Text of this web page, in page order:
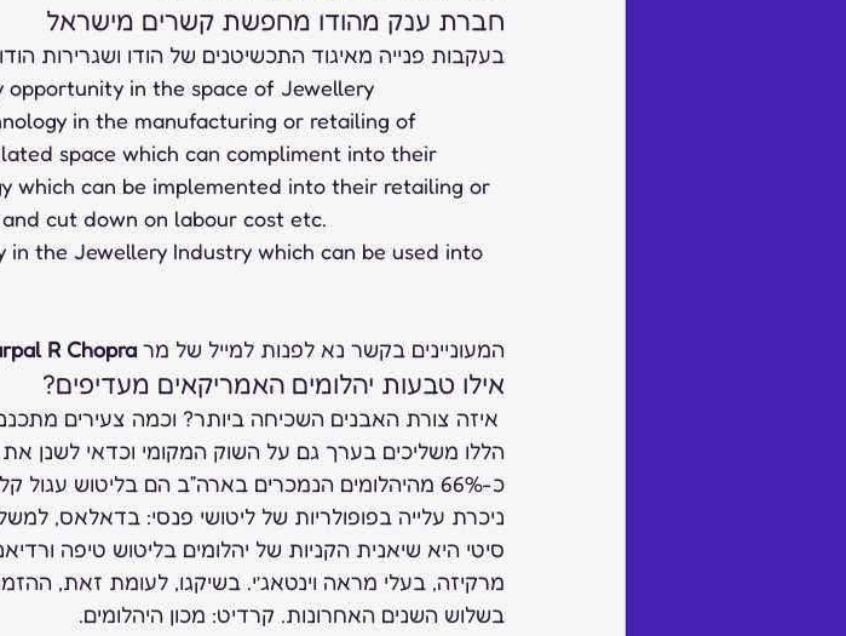
חברת ענק מהודו מחפשת קשרים מישראל
בעקבות פנייה מאיגוד התכשיטנים של הודו ושגרירות
in the manufacturing or retailing of
space which can compliment into their
which can be implemented into their retailing or
cut down on labour cost etc.
the Jewellery Industry which can be used into
המעוניינים בקשר נא לפנות למייל של מר R Chopra
אילו טבעות יהלומים האמריקאים מעדיפים?
איזה צורת האבנים השכיחה ביותר? וכמה צעירים
הללו משליכים בערך גם על השוק המקומי וכדאי לשנן
כ-66% מהיהלומים הנמכרים בארה”ב הם בליטוש
ניכרת עלייה בפופולריות של ליטושי פנסי: בדאלאס,
סיטי היא שיאנית הקניות של יהלומים בליטוש טיפה
מרקיזה, בעלי מראה וינטאג’י. בשיקגו, לעומת זאת,
בשלוש השנים האחרונות. קרדיט: מכון היהלומים.